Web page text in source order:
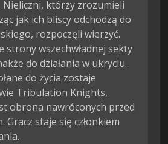
Nieliczni, którzy zrozumieli
jak ich bliscy odchodzą do
rozpoczęli wierzyć.
strony wszechwładnej sekty
do działania w ukryciu.
do życia zostaje
Tribulation Knights,
obrona nawróconych przed
Gracz staje się członkiem